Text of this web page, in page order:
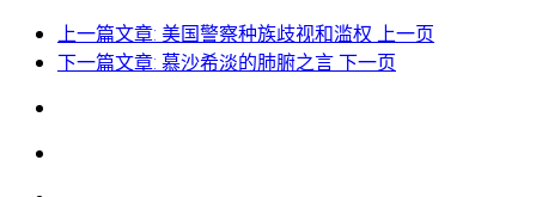
上一篇文章: 美国警察种族歧视和滥权 上一页
下一篇文章: 慕沙希淡的肺腑之言下一页